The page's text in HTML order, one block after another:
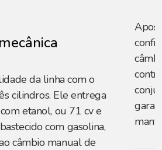
da linha com o
cilindros. Ele entrega
etanol, ou 71 cv e
com gasolina,
câmbio manual de